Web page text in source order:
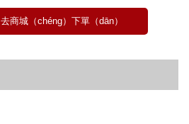
去商城（chéng）下單（dān）